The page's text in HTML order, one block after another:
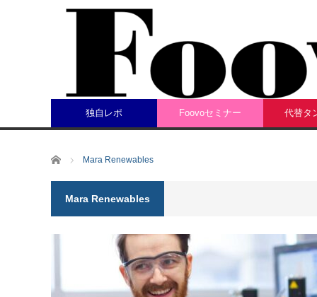
独自レポ Foovoセミナー 代替タ
ホーム Mara Renewables
Mara Renewables